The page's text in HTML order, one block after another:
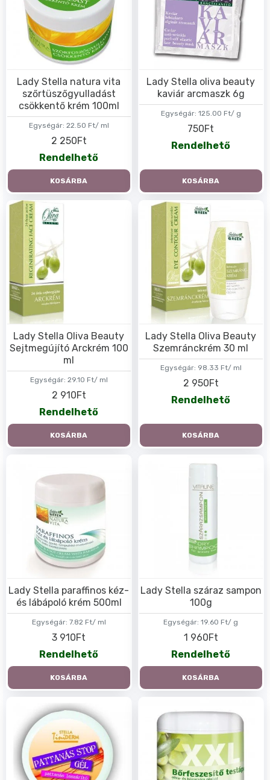
Egységár: 22.50 Ft/ ml
Lady Stella natura vita
szőrtüszőgyulladást
csökkentő krém 100ml
2 250Ft
Rendelhető
KOSÁRBA
Egységár: 125.00 Ft/ g
Lady Stella oliva beauty
kaviár arcmaszk 6g
750Ft
Rendelhető
KOSÁRBA
Egységár: 29.10 Ft/ ml
Lady Stella Oliva Beauty
Sejtmegújító Arckrém 100
ml
2 910Ft
Rendelhető
KOSÁRBA
Egységár: 98.33 Ft/ ml
Lady Stella Oliva Beauty
Szemránckrém 30 ml
2 950Ft
Rendelhető
KOSÁRBA
Egységár: 7.82 Ft/ ml
Lady Stella paraffinos kéz-
és lábápoló krém 500ml
3 910Ft
Rendelhető
KOSÁRBA
Egységár: 19.60 Ft/ g
Lady Stella száraz sampon
100g
1 960Ft
Rendelhető
KOSÁRBA